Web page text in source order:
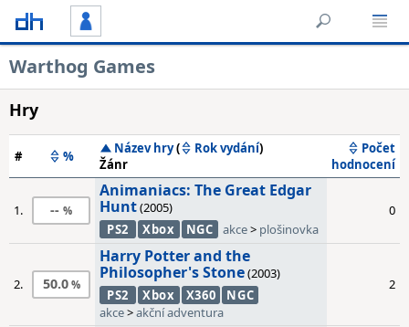
Warthog Games
Hry
# % Název hry( Rok vydání)
Žánr
Počet
hodnocení
1. --
Animaniacs: The Great Edgar
Hunt(2005)
PS2
Xbox NGC akce> plošinovka
0
2. 50.0
Harry Potter and the
Philosopher's Stone(2003)
PS2
Xbox X360
NGC
akce>akční adventura
2